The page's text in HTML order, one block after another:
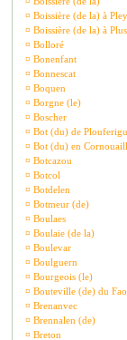
¤ Boissière (de la) à
¤ Boissière (de la) à
¤ Bolloré
¤ Bonenfant
¤ Bonnescat
¤ Boquen
¤ Borgne (le)
¤ Boscher
¤ Bot (du) de
¤ Bot (du) en
¤ Botcazou
¤ Botcol
¤ Botdelen
¤ Botmeur (de)
¤ Boulaes
¤ Boulaie (de la)
¤ Boulevar
¤ Boulguern
¤ Bourgeois (le)
¤ Bouteville (de) du
¤ Brenanvec
¤ Brennalen (de)
¤ Breton